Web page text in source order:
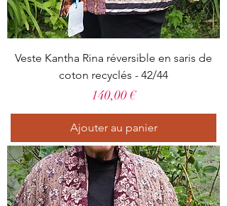
Veste Kantha Rina réversible en saris de
coton recyclés - 42/44
Prix
140,00 €
Ajouter au panier